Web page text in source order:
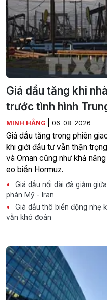
Giá dầu tăng khi
trước tình hình
MINH HẰNG 06-08-2026
Giá dầu tăng trong phiên
khi giới đầu tư vẫn thận
và Oman cũng như khả
eo biển Hormuz.
Giá dầu nối dài đà giảm
phán Mỹ - Iran
Giá dầu thô biến động nhẹ
vẫn khó đoán